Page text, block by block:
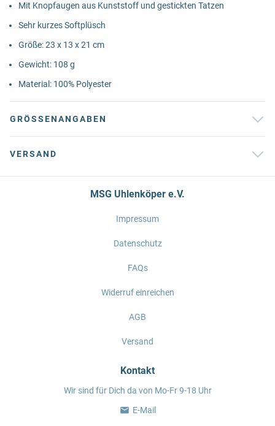
Mit Knopfaugen aus Kunststoff und gestickten Tatzen
Sehr kurzes Softplüsch
Größe: 23 x 13 x 21 cm
Gewicht: 108 g
Material: 100% Polyester
GRÖSSENANGABEN
VERSAND
MSG Uhlenköper e.V.
Impressum
Datenschutz
FAQs
Widerruf einreichen
AGB
Versand
Kontakt
Wir sind für Dich da von Mo-Fr 9-18 Uhr
E-Mail